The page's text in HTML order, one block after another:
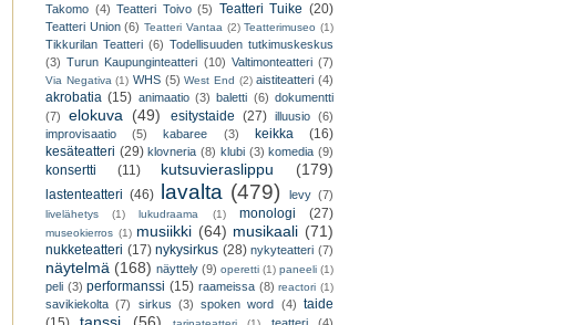
Takomo (4) Teatteri Toivo (5) Teatteri Tuike (20)
Teatteri Union (6) Teatteri Vantaa (2) Teatterimuseo (1)
Tikkurilan Teatteri (6) Todellisuuden tutkimuskeskus
(3) Turun Kaupunginteatteri (10) Valtimonteatteri (7)
Via Negativa (1) WHS (5) West End (2) aistiteatteri (4)
akrobatia (15) animaatio (3) baletti (6) dokumentti
(7)
elokuva (49) esitystaide (27) illuusio (6)
improvisaatio
(5) kabaree (3) keikka
(16)
kesäteatteri (29) klovneria (8) klubi (3) komedia (9)
konsertti (11) kutsuvieraslippu (179)
lastenteatteri (46) lavalta (479) levy (7)
livelähetys (1) lukudraama (1) monologi (27)
museokierros (1) musiikki (64) musikaali (71)
nukketeatteri (17) nykysirkus (28) nykyteatteri (7)
näytelmä (168) näyttely (9) operetti (1) paneeli (1)
peli (3) performanssi (15) raameissa (8) reactori (1)
savikiekolta (7) sirkus (3) spoken word (4) taide